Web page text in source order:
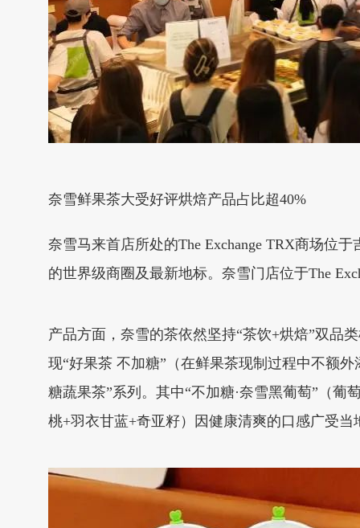
奈雪鲜果茶大受好评烘焙产品占比超40%
奈雪马来首店所处的The Exchange TRX商场位
的世界级商圈及最新地标。奈雪门店位于The
产品方面，奈雪的茶依然坚持“茶饮+烘焙”双品
现“好果茶 不加糖”（在鲜果茶现制过程中不额
糖蔬果茶”系列。其中“不加糖·奈雪黑葡萄”（葡
桃+羽衣甘蓝+奇亚籽）因健康清爽的口感广受当